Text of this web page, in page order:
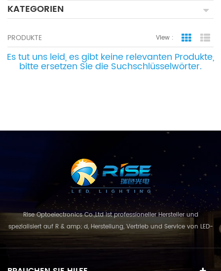
KATEGORIEN
PRODUKTE View : Grid View
Es tut uns leid, es gibt keine relevanten Produkte,
bitte ersetzen Sie die Suchschlüsselwörter.
Rise Optoelectronics Co.,Ltd ist professioneller Hersteller und
spezialisiert auf R & amp; d, Herstellung, Vertrieb und Service von LED-
Beleuchtungsprodukte, mit einer breiten Auswahl an
Beleuchtungseinheiten für Wohn-, Gewerbe-, und